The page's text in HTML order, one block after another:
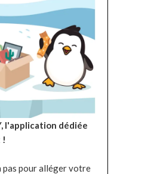
l'application dédiée
!
pas pour alléger votre